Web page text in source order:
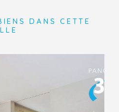
DANS CETTE